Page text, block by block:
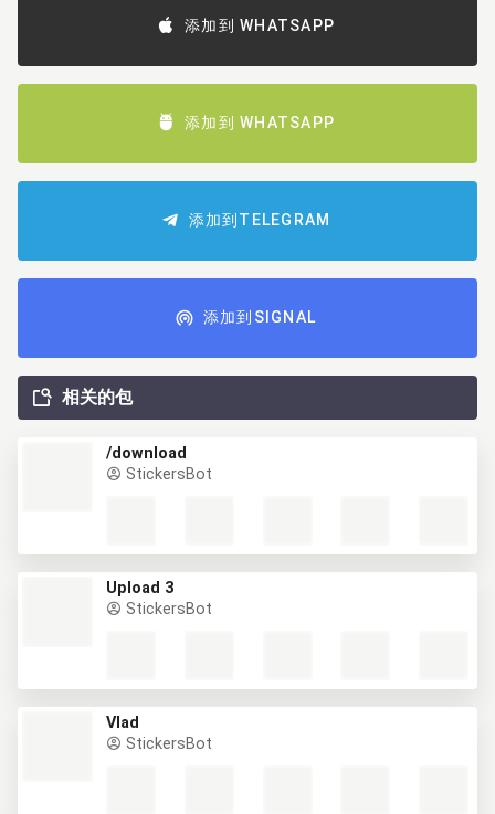
添加到 WHATSAPP
添加到 WHATSAPP
添加到TELEGRAM
添加到SIGNAL
相关的包
/download
StickersBot
Upload 3
StickersBot
Vlad
StickersBot